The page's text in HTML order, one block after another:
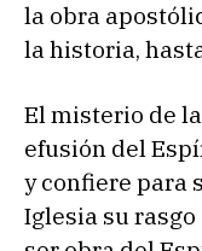
la obra
la historia,
El misterio de
efusión del
y confiere para
Iglesia su